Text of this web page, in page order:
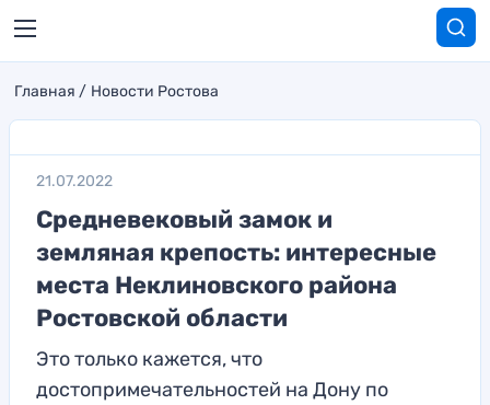
Главная Новости Ростова
21.07.2022
Средневековый замок и
земляная крепость: интересные
места Неклиновского района
Ростовской области
Это только кажется, что
достопримечательностей на Дону по